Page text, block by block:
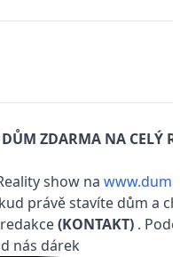
ZDARMA NA CELÝ
show na
právě stavíte dům a
(KONTAKT) .
nás dárek